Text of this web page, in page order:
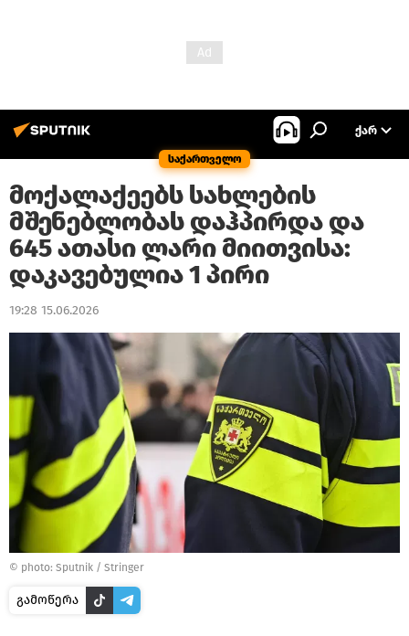
საქართველო
ᲥᲐᲠ
მოქალაქეებს სახლების
მშენებლობას დაჰპირდა და
645 ათასი ლარი მიითვისა:
დაკავებულია 1 პირი
19:28 15.06.2026
© photo: Sputnik / Stringer
გამოწერა